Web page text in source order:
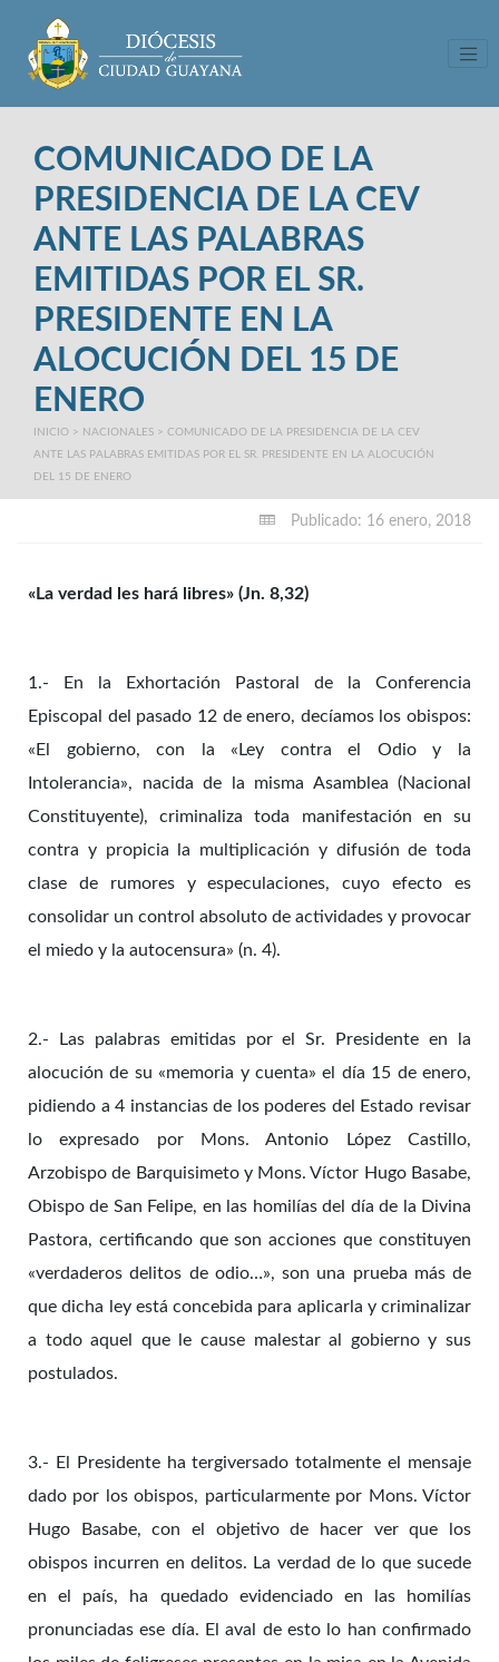
COMUNICADO DE LA
PRESIDENCIA DE LA CEV
ANTE LAS PALABRAS
EMITIDAS POR EL SR.
PRESIDENTE EN LA
ALOCUCIÓN DEL 15 DE
ENERO
INICIO > NACIONALES > COMUNICADO DE LA PRESIDENCIA DE LA CEV
ANTE LAS PALABRAS EMITIDAS POR EL SR. PRESIDENTE EN LA ALOCUCIÓN
DEL 15 DE ENERO
Publicado: 16 enero, 2018
«La verdad les hará libres» (Jn. 8,32)
1.- En la Exhortación Pastoral de la Conferencia
Episcopal del pasado 12 de enero, decíamos los obispos:
«El gobierno, con la «Ley contra el Odio y la
Intolerancia», nacida de la misma Asamblea (Nacional
Constituyente), criminaliza toda manifestación en su
contra y propicia la multiplicación y difusión de toda
clase de rumores y especulaciones, cuyo efecto es
consolidar un control absoluto de actividades y provocar
el miedo y la autocensura» (n. 4).
2.- Las palabras emitidas por el Sr. Presidente en la
alocución de su «memoria y cuenta» el día 15 de enero,
pidiendo a 4 instancias de los poderes del Estado revisar
lo expresado por Mons. Antonio López Castillo,
Arzobispo de Barquisimeto y Mons. Víctor Hugo Basabe,
Obispo de San Felipe, en las homilías del día de la Divina
Pastora, certificando que son acciones que constituyen
«verdaderos delitos de odio…», son una prueba más de
que dicha ley está concebida para aplicarla y criminalizar
a todo aquel que le cause malestar al gobierno y sus
postulados.
3.- El Presidente ha tergiversado totalmente el mensaje
dado por los obispos, particularmente por Mons. Víctor
Hugo Basabe, con el objetivo de hacer ver que los
obispos incurren en delitos. La verdad de lo que sucede
en el país, ha quedado evidenciado en las homilías
pronunciadas ese día. El aval de esto lo han confirmado